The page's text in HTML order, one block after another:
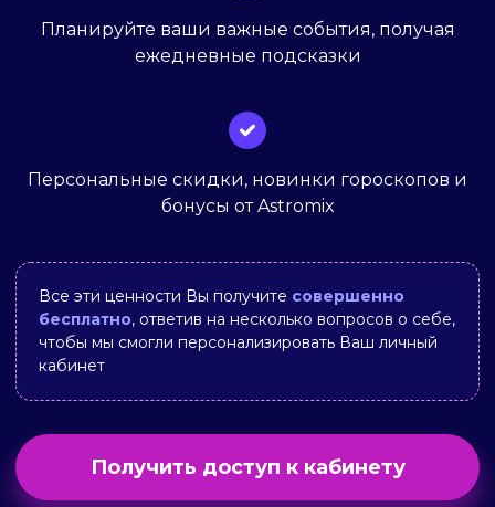
Планируйте ваши важные события, получая
ежедневные подсказки
Персональные скидки, новинки гороскопов и
бонусы от Astromix
Все эти ценности Вы получите совершенно
бесплатно, ответив на несколько вопросов о себе,
чтобы мы смогли персонализировать Ваш личный
кабинет
Получить доступ к кабинету